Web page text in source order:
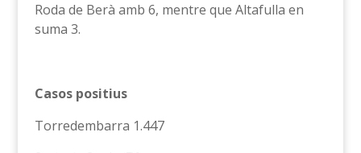
Roda de Berà amb 6, mentre que Altafulla en
suma 3.
Casos positius
Torredembarra 1.447